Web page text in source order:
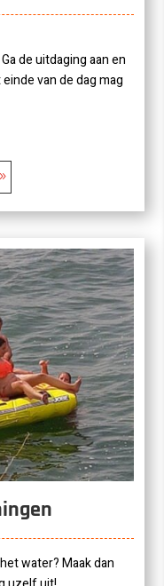
de uitdaging aan en
van de dag mag
water? Maak dan